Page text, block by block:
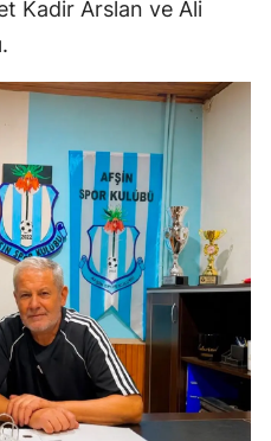
Kadir Arslan ve Ali